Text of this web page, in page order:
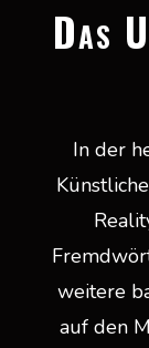
Das
In der
weitere
auf den